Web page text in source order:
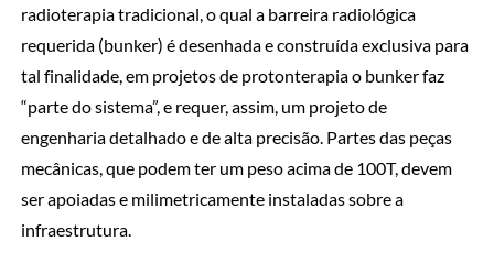
radioterapia tradicional, o qual a barreira radiológica
requerida (bunker) é desenhada e construída exclusiva para
tal finalidade, em projetos de protonterapia o bunker faz
“parte do sistema”, e requer, assim, um projeto de
engenharia detalhado e de alta precisão. Partes das peças
mecânicas, que podem ter um peso acima de 100T, devem
ser apoiadas e milimetricamente instaladas sobre a
infraestrutura.